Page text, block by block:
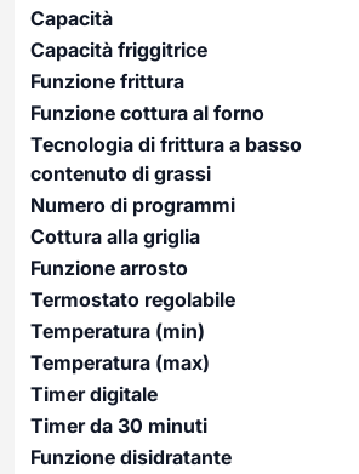
Capacità
Capacità friggitrice
Funzione frittura
Funzione cottura al forno
Tecnologia di frittura a basso
contenuto di grassi
Numero di programmi
Cottura alla griglia
Funzione arrosto
Termostato regolabile
Temperatura (min)
Temperatura (max)
Timer digitale
Timer da 30 minuti
Funzione disidratante